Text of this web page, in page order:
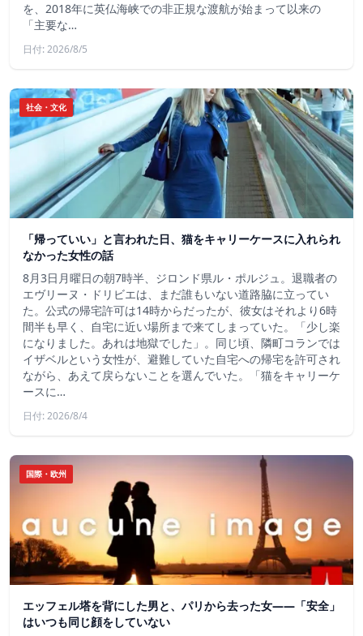
を、2018年に英仏海峡での非正規な渡航が始まって以来の
「主要な…
日付: 2026/8/5
社会・文化
「帰っていい」と言われた日、猫をキャリーケースに入れられ
なかった女性の話
8月3日月曜日の朝7時半、ジロンド県ル・ポルジュ。退職者の
エヴリーヌ・ドリビエは、まだ誰もいない道路脇に立ってい
た。公式の帰宅許可は14時からだったが、彼女はそれより6時
間半も早く、自宅に近い場所まで来てしまっていた。「少し楽
になりました。あれは地獄でした」。同じ頃、隣町コランでは
イザベルという女性が、避難していた自宅への帰宅を許可され
ながら、あえて戻らないことを選んでいた。「猫をキャリーケ
ースに…
日付: 2026/8/4
国際・欧州
エッフェル塔を背にした男と、パリから去った女——「安全」
はいつも同じ顔をしていない